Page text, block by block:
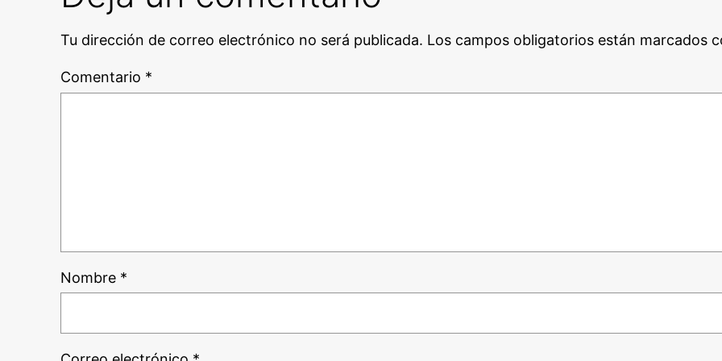
Tu dirección de correo electrónico no será publicada. Los campos obligatorios están marcados
Comentario *
Nombre *